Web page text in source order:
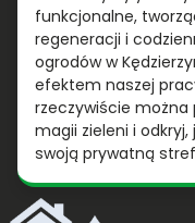
funkcjonalne,
regeneracji i
ogrodów w
efektem naszej
rzeczywiście można
magii zieleni i
swoją prywatną